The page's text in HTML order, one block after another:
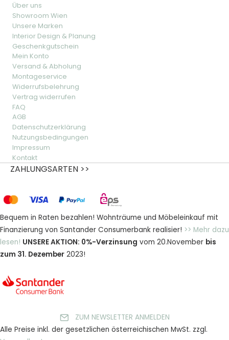
Über uns
Showroom Wien
Unsere Marken
Interior Design & Planung
Geschenkgutschein
Mein Konto
Versand & Abholung
Montageservice
Widerrufsbelehrung
Vertrag widerrufen
FAQ
AGB
Datenschutzerklärung
Nutzungsbedingungen
Impressum
Kontakt
ZAHLUNGSARTEN >>
Bequem in Raten bezahlen! Wohnträume und Möbeleinkauf mit
Finanzierung von Santander Consumerbank realisier! >> Mehr dazu
lesen! UNSERE AKTION: 0%-Verzinsung vom 20.November bis
zum 31. Dezember 2023!
ZUM NEWSLETTER ANMELDEN
Alle Preise inkl. der gesetzlichen österreichischen MwSt. zzgl.